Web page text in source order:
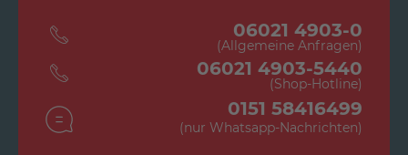
06021 4903-0
(Allgemeine Anfragen)
06021 4903-5440
(Shop-Hotline)
0151 58416499
(nur Whatsapp-Nachrichten)